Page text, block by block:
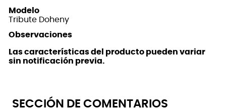
Modelo
Tribute Doheny
Observaciones
Las características del producto pueden variar
sin notificación previa.